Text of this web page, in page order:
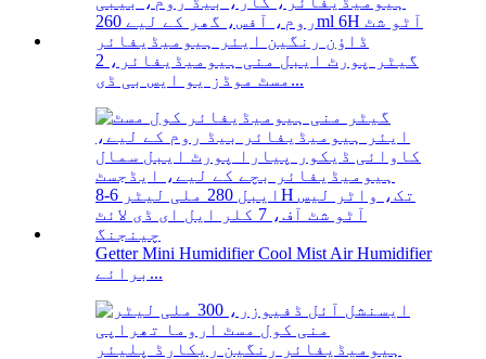
گیٹر پورٹ ایبل منی ہیومیڈیفائر، 2
مسٹ موڈز یو ایس بی ڈی...
Getter Mini Humidifier Cool Mist Air Humidifier
برائے...